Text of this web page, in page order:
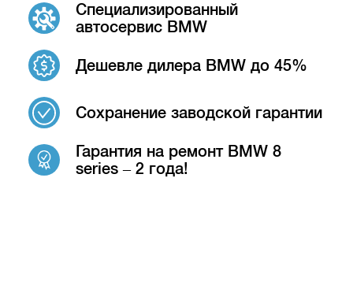
Специализированный
автосервис BMW
Дешевле дилера BMW до 45%
Сохранение заводской гарантии
Гарантия на ремонт BMW 8
series – 2 года!